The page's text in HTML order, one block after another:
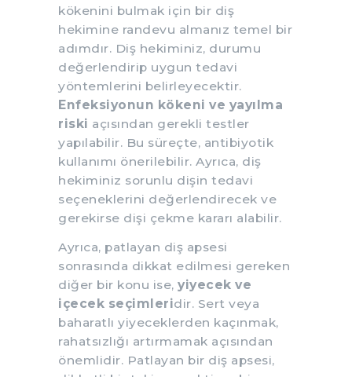
kökenini bulmak için bir diş
hekimine randevu almanız temel bir
adımdır. Diş hekiminiz, durumu
değerlendirip uygun tedavi
yöntemlerini belirleyecektir.
Enfeksiyonun kökeni ve yayılma
riski açısından gerekli testler
yapılabilir. Bu süreçte, antibiyotik
kullanımı önerilebilir. Ayrıca, diş
hekiminiz sorunlu dişin tedavi
seçeneklerini değerlendirecek ve
gerekirse dişi çekme kararı alabilir.
Ayrıca, patlayan diş apsesi
sonrasında dikkat edilmesi gereken
diğer bir konu ise, yiyecek ve
içecek seçimleridir. Sert veya
baharatlı yiyeceklerden kaçınmak,
rahatsızlığı artırmamak açısından
önemlidir. Patlayan bir diş apsesi,